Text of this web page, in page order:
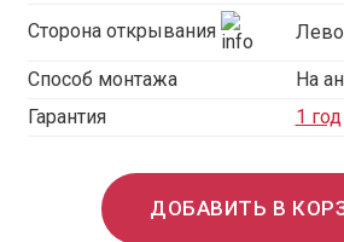
Сторона открывания
Способ монтажа
На
Гарантия
1 год
ДОБАВИТЬ В